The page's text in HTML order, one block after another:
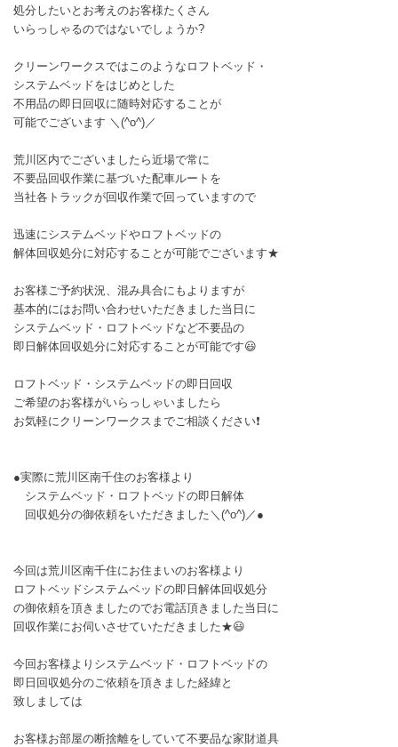
処分したいとお考えのお客様たくさん
いらっしゃるのではないでしょうか?
クリーンワークスではこのようなロフトベッド・
システムベッドをはじめとした
不用品の即日回収に随時対応することが
可能でございます ＼(^o^)／
荒川区内でございましたら近場で常に
不要品回収作業に基づいた配車ルートを
当社各トラックが回収作業で回っていますので
迅速にシステムベッドやロフトベッドの
解体回収処分に対応することが可能でございます★
お客様ご予約状況、混み具合にもよりますが
基本的にはお問い合わせいただきました当日に
システムベッド・ロフトベッドなど不要品の
即日解体回収処分に対応することが可能です😃
ロフトベッド・システムベッドの即日回収
ご希望のお客様がいらっしゃいましたら
お気軽にクリーンワークスまでご相談ください❗
●実際に荒川区南千住のお客様より
システムベッド・ロフトベッドの即日解体
回収処分の御依頼をいただきました＼(^o^)／●
今回は荒川区南千住にお住まいのお客様より
ロフトベッドシステムベッドの即日解体回収処分
の御依頼を頂きましたのでお電話頂きました当日に
回収作業にお伺いさせていただきました★😃
今回お客様よりシステムベッド・ロフトベッドの
即日回収処分のご依頼を頂きました経緯と
致しましては
お客様お部屋の断捨離をしていて不要品な家財道具